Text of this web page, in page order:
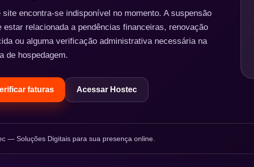
site encontra-se indisponível no momento. A suspensão
estar relacionada a pendências financeiras, renovação
ou alguma verificação administrativa necessária na
de hospedagem.
faturas Acessar Hostec
— Soluções Digitais para sua presença online.